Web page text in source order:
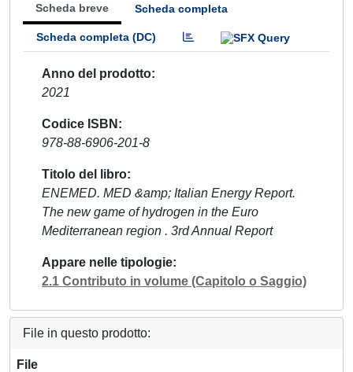
Scheda breve Scheda completa
Scheda completa (DC)
Anno del prodotto
2021
Codice ISBN
978-88-6906-201-8
Titolo del libro
ENEMED. MED &amp; Italian Energy Report.
The new game of hydrogen in the Euro
Mediterranean region . 3rd Annual Report
Appare nelle tipologie
2.1 Contributo in volume (Capitolo o Saggio)
File in questo prodotto:
File